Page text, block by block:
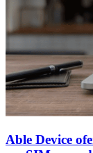
Able Device